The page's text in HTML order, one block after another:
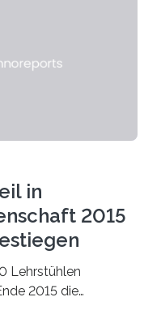
in
2015
Lehrstühlen
2015 die